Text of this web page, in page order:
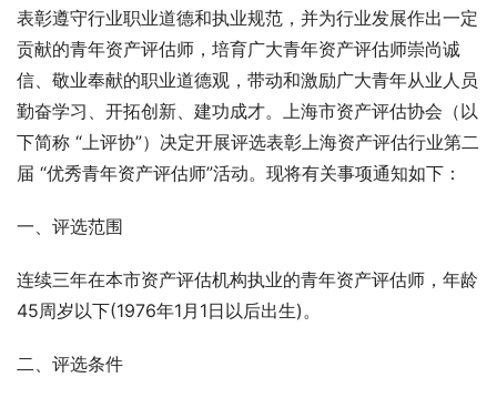
表彰遵守行业职业道德和执业规范，并为行业发展作出一定
贡献的青年资产评估师，培育广大青年资产评估师崇尚诚
信、敬业奉献的职业道德观，带动和激励广大青年从业人员
勤奋学习、开拓创新、建功成才。上海市资产评估协会（以
下简称 “上评协”）决定开展评选表彰上海资产评估行业第二
届 “优秀青年资产评估师”活动。现将有关事项通知如下：
一、评选范围
连续三年在本市资产评估机构执业的青年资产评估师，年龄
45周岁以下(1976年1月1日以后出生)。
二、评选条件